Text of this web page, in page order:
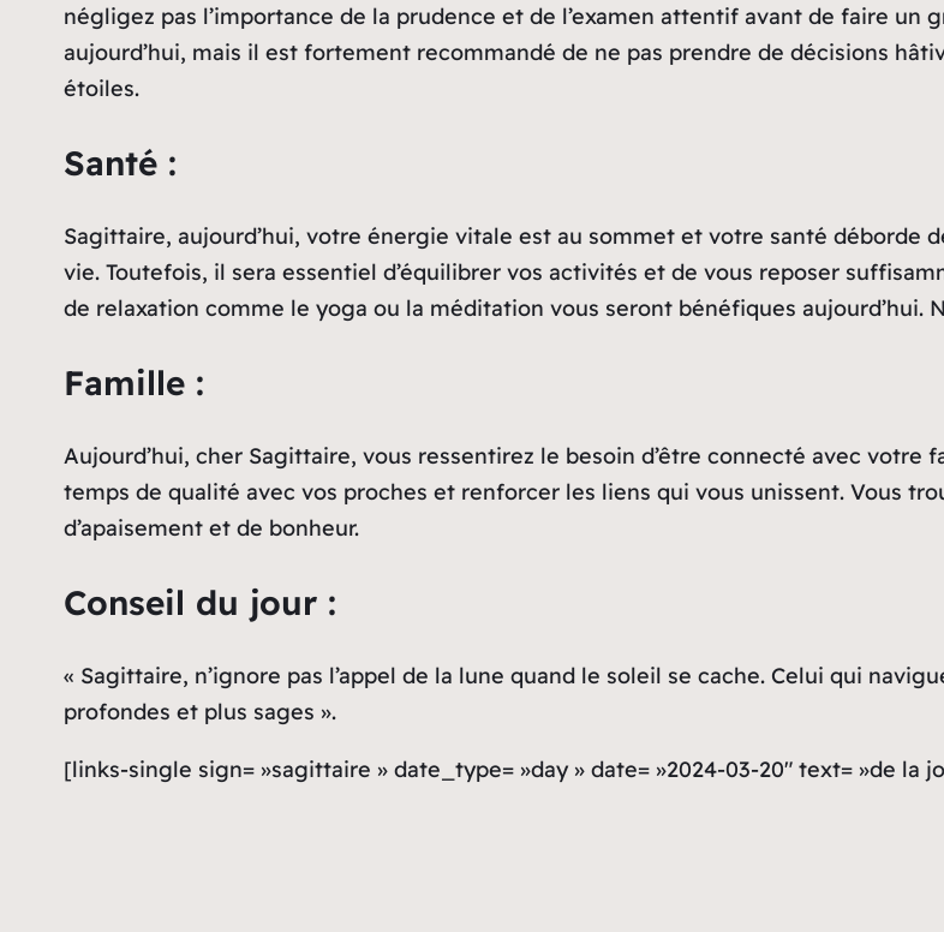
négligez pas l’importance de la prudence et de l’examen attentif avant de faire un
aujourd’hui, mais il est fortement recommandé de ne pas prendre de décisions
étoiles.
Santé :
Sagittaire, aujourd’hui, votre énergie vitale est au sommet et votre santé
vie. Toutefois, il sera essentiel d’équilibrer vos activités et de vous reposer
de relaxation comme le yoga ou la méditation vous seront bénéfiques
Famille :
Aujourd’hui, cher Sagittaire, vous ressentirez le besoin d’être connecté avec
temps de qualité avec vos proches et renforcer les liens qui vous unissent. Vous
d’apaisement et de bonheur.
Conseil du jour :
« Sagittaire, n’ignore pas l’appel de la lune quand le soleil se cache. Celui qui
profondes et plus sages ».
[links-single sign= »sagittaire » date_type= »day » date= »2024-03-20″ text= »de la